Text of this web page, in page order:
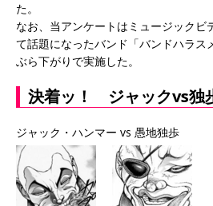
た。
なお、当アンケートはミュージックビ
て話題になったバンド「バンドハラス
ぶら下がりで実施した。
決着ッ！ ジャックvs独
ジャック・ハンマー vs 愚地独歩